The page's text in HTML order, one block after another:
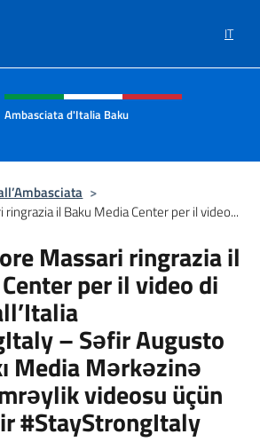
IT
social e menù
Ambasciata d'Italia Baku
>
ringrazia il Baku Media Center per il video...
Massari ringrazia il
per il video di
– Səfir Augusto
Media Mərkəzinə
videosu üçün
#StayStrongItaly